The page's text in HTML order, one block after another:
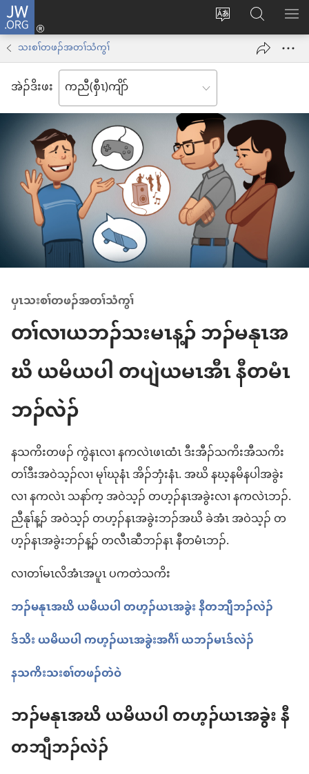
JW.ORG
ဆီ
ကျိာ်
လၢ
န
အဲၣ်
ဒိး
ကွၢ်
နုာ်
လီၤ
ထီၣ်
လၢ
အ
သီ
တ
ဘ့ၣ်
ဃု
JW.ORGဖျါ​​
သးစၢ်တဖၣ်အတၢ်သံကွၢ်
အဲၣ်​ဒိး​ဖး
ပှၤသးစၢ်တဖၣ်အတၢ်သံကွၢ်
တၢ်လၢယဘၣ်သးမၤန့ၣ် ဘၣ်မနုၤအ
ဃိ ယမိယပါ တပျဲယမၤအီၤ နီတမံၤ
ဘၣ်လဲၣ်
နသကိးတဖၣ် ကွဲနၤလၢ နကလဲၤဖၤထံၤ ဒီးအီၣ်သကိးအီသကိး
တၢ်ဒီးအဝဲသ့ၣ်လၢ မုၢ်ဃုနံၤ အိၣ်ဘှံးနံၤ. အဃိ နဃ့နမိနပါအခွဲး
လၢ နကလဲၤ သနာ်က့ အဝဲသ့ၣ် တဟ့ၣ်နၤအခွဲးလၢ နကလဲၤဘၣ်.
ညီနုၢ်န့ၣ် အဝဲသ့ၣ် တဟ့ၣ်နၤအခွဲးဘၣ်အဃိ ခဲအံၤ အဝဲသ့ၣ် တ
ဟ့ၣ်နၤအခွဲးဘၣ်န့ၣ် တလီၤဆီဘၣ်နၤ နီတမံၤဘၣ်.
လၢတၢ်မၤလိအံၤအပူၤ ပကတဲသကိး
ဘၣ်မနုၤအဃိ ယမိယပါ တဟ့ၣ်ယၤအခွဲး နီတဘျီဘၣ်လဲၣ်
ဒ်သိး ယမိယပါ ကဟ့ၣ်ယၤအခွဲးအဂီၢ် ယဘၣ်မၤဒ်လဲၣ်
နသကိးသးစၢ်တဖၣ်တဲဝဲ
ဘၣ်မနုၤအဃိ ယမိယပါ တဟ့ၣ်ယၤအခွဲး နီ
တဘျီဘၣ်လဲၣ်